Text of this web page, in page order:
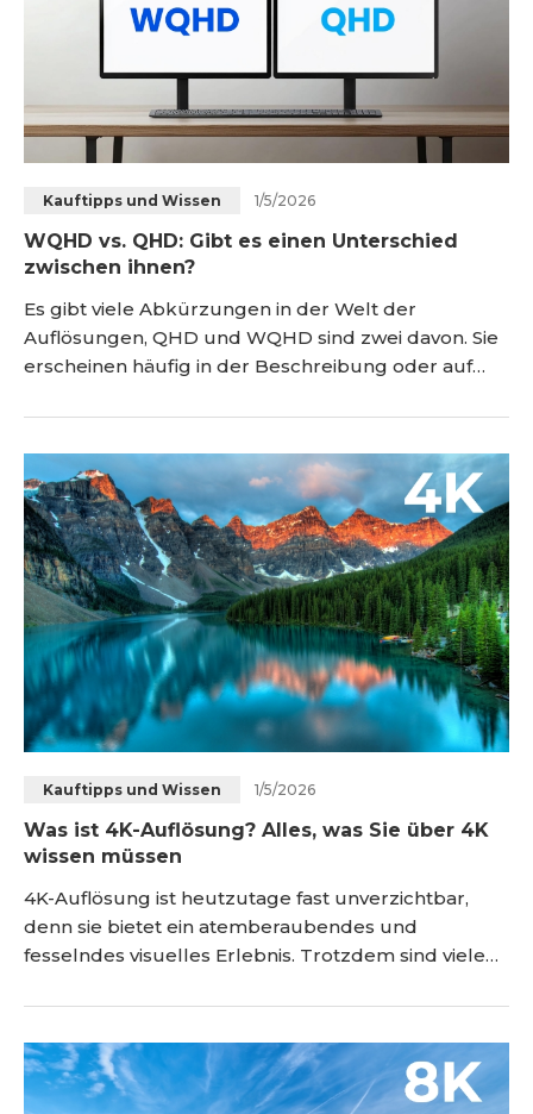
Kauftipps und Wissen 1/5/2026
WQHD vs. QHD: Gibt es einen Unterschied
zwischen ihnen?
Es gibt viele Abkürzungen in der Welt der
Auflösungen, QHD und WQHD sind zwei davon. Sie
erscheinen häufig in der Beschreibung oder auf
Was bedeuten sie und was ist der Unterschied?
Dieser Artikel wird diese Frage beantworten und
gleichzeitig erörtern, ob QHD sich lohnt. <h2
id="wqhd-vs-qhd-gibt-es-einen-unterschied-"
title="WQHD vs. QHD: Gibt e
Kauftipps und Wissen 1/5/2026
Was ist 4K-Auflösung? Alles, was Sie über 4K
wissen müssen
4K-Auflösung ist heutzutage fast unverzichtbar,
denn sie bietet ein atemberaubendes und
fesselndes visuelles Erlebnis. Trotzdem sind viele
auszuwählen – vor allem, wenn sie die technischen
Details nicht genau kennen. In diesem Artikel
gehen wir darauf ein, was 4K-Auflösung wirklich
bedeutet, wie viele Pixel sie umfasst, ob ein